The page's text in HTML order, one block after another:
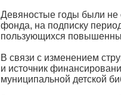
Девяностые годы были не
фонда, на подписку
пользующихся
В связи с изменением
и источник
муниципальной детской